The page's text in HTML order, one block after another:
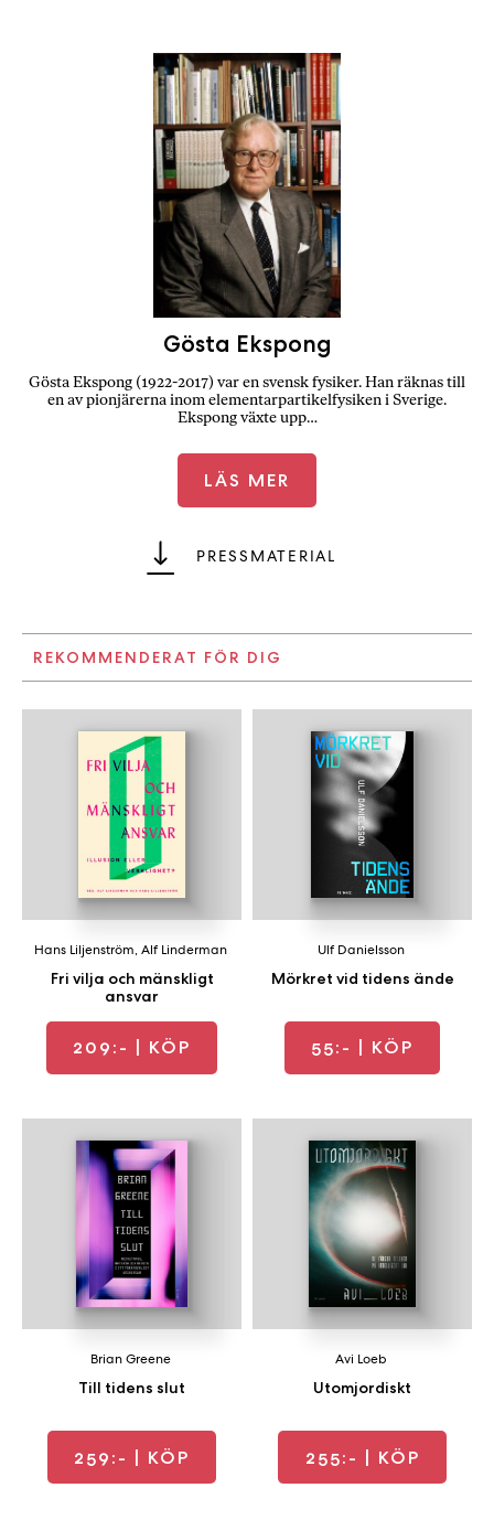
Gösta Ekspong
Gösta Ekspong (1922-2017) var en svensk fysiker. Han räknas till
en av pionjärerna inom elementarpartikelfysiken i Sverige.
Ekspong växte upp…
LÄS MER
PRESSMATERIAL
REKOMMENDERAT FÖR DIG
Fri vilja och mänskligt
ansvar
Hans Liljenström,Alf Linderman
209:- | KÖP
Mörkret vid tidens ände
Ulf Danielsson
55:- | KÖP
Till tidens slut
Brian Greene
259:- | KÖP
Utomjordiskt
Avi Loeb
255:- | KÖP